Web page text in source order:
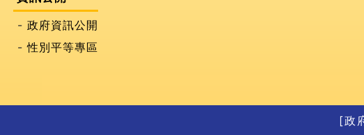
政府資訊公開
性別平等專區
[政